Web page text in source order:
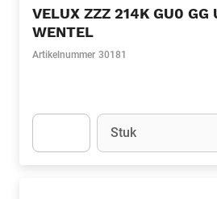
VELUX ZZZ 214K GU0 GG
WENTEL
Artikelnummer 30181
Eenheid
Stuk